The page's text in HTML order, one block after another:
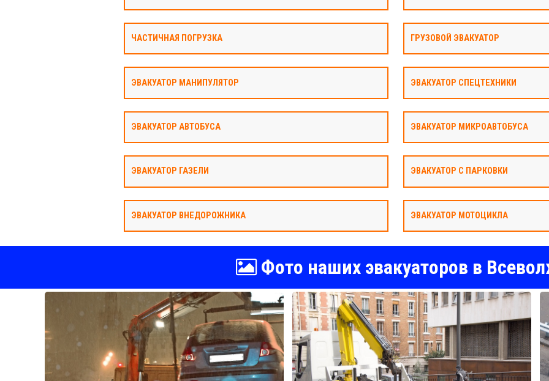
ЧАСТИЧНАЯ ПОГРУЗКА ГРУЗОВОЙ ЭВАКУАТОР
ЭВАКУАТОР МАНИПУЛЯТОР ЭВАКУАТОР СПЕЦТЕХНИКИ
ЭВАКУАТОР АВТОБУСА ЭВАКУАТОР МИКРОАВТОБУСА
ЭВАКУАТОР ГАЗЕЛИ ЭВАКУАТОР С ПАРКОВКИ
ЭВАКУАТОР ВНЕДОРОЖНИКА ЭВАКУАТОР МОТОЦИКЛА
Фото наших эвакуаторов в